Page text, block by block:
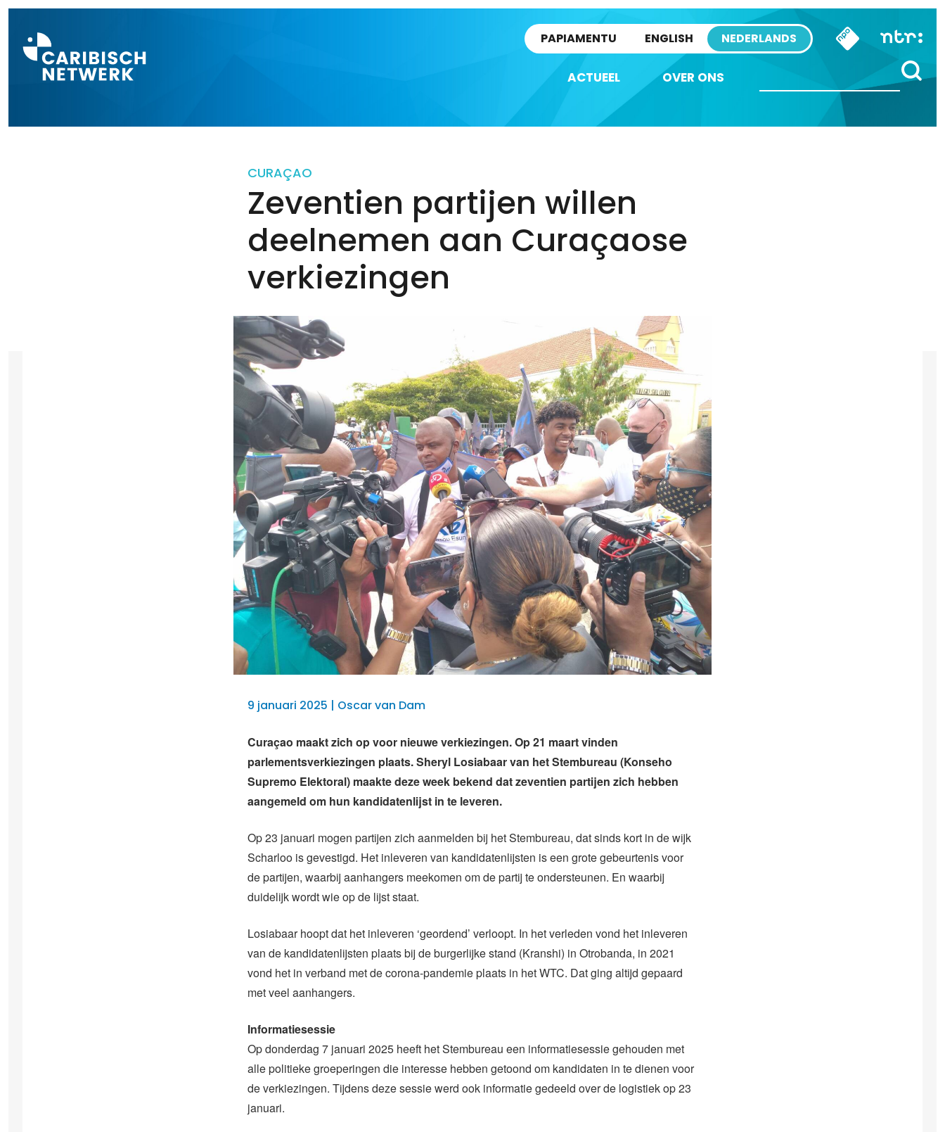
PAPIAMENTU ENGLISH NEDERLANDS
ACTUEEL OVER ONS
CURAÇAO
Zeventien partijen willen
deelnemen aan Curaçaose
verkiezingen
9 januari 2025 | Oscar van Dam
Curaçao maakt zich op voor nieuwe verkiezingen. Op 21 maart vinden
parlementsverkiezingen plaats. Sheryl Losiabaar van het Stembureau (Konseho
Supremo Elektoral) maakte deze week bekend dat zeventien partijen zich hebben
aangemeld om hun kandidatenlijst in te leveren.
Op 23 januari mogen partijen zich aanmelden bij het Stembureau, dat sinds kort in de wijk
Scharloo is gevestigd. Het inleveren van kandidatenlijsten is een grote gebeurtenis voor
de partijen, waarbij aanhangers meekomen om de partij te ondersteunen. En waarbij
duidelijk wordt wie op de lijst staat.
Losiabaar hoopt dat het inleveren ‘geordend’ verloopt. In het verleden vond het inleveren
van de kandidatenlijsten plaats bij de burgerlijke stand (Kranshi) in Otrobanda, in 2021
vond het in verband met de corona-pandemie plaats in het WTC. Dat ging altijd gepaard
met veel aanhangers.
Informatiesessie
Op donderdag 7 januari 2025 heeft het Stembureau een informatiesessie gehouden met
alle politieke groeperingen die interesse hebben getoond om kandidaten in te dienen voor
de verkiezingen. Tijdens deze sessie werd ook informatie gedeeld over de logistiek op 23
januari.